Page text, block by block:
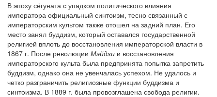
В эпоху сёгуната с упадком политического влияния
императора официальный синтоизм, тесно связанный с
императорским культом также отошел на задний план. Его
место занял буддизм, который оставался государственной
религией вплоть до восстановления императорской власти в
1867 г. После революции Мэйдзи и восстановления
императорского культа была предпринята попытка запретить
буддизм, однако она не увенчалась успехом. Не удалось и
четко разграничить религиозные функции буддизма и
синтоизма. В 1889 г. была провозглашена свобода религии.